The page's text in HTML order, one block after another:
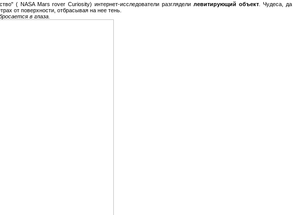
( NASA Mars rover Curiosity) интернет-исследователи разгляделилевитирующий объект . Чудеса,
от поверхности, отбрасывая на нее тень.
в глаза.